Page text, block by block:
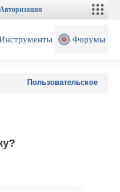
Авторизация
Форумы
Пользовательское